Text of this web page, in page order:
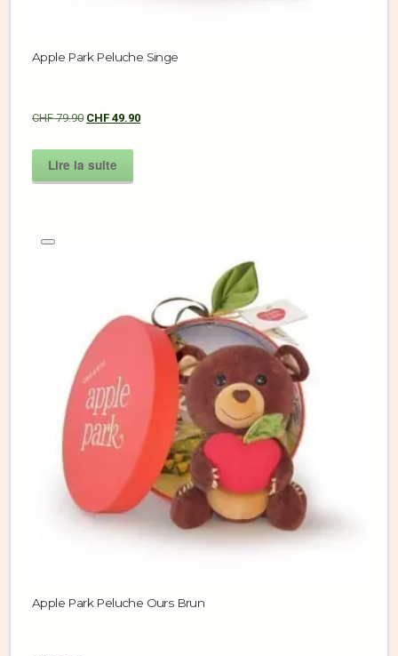
Apple Park Peluche Singe
CHF79.90 CHF 49.90
Lire la suite
Apple Park Peluche Ours Brun